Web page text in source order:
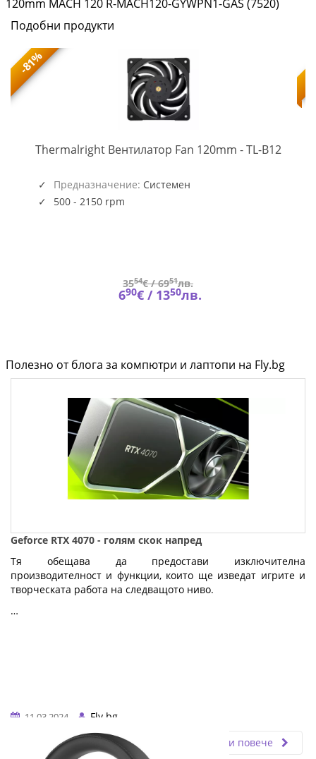
120mm MACH 120 R-MACH120-GYWPN1-GAS (7520)
Подобни продукти
-81%
Thermalright Вентилатор Fan 120mm - TL-B12TL-
Предназначение: Системен
500 - 2150 rpm
3554€ /6951лв.
690€ / 1350лв.
Полезно от блога за компютри и лаптопи на Fly.bg
Geforce RTX 4070 - голям скок напред
Тя обещава да предостави изключителна
производителност и функции, които ще изведат игрите и
творческата работа на следващото ниво.
…
11.03.2024
Fly.bg
Прочети повече